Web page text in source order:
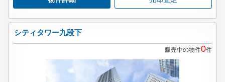
シティタワー九段下
販売中の物件0件